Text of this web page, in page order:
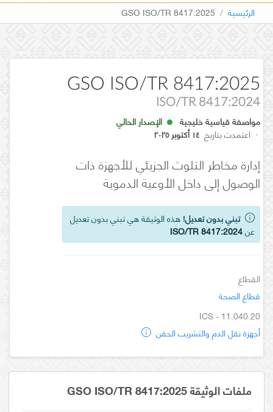
الرئيسية GSO ISO/TR 8417:2025
GSO ISO/TR 8417:2025
ISO/TR 8417:2024
مواصفة قياسية خليجية
الإصدار الحالي
· اعتمدت بتاريخ ١٤ أكتوبر ٢٠٢٥
إدارة مخاطر التلوث الجزيئي للأجهزة ذات
الوصول إلى داخل الأوعية الدموية
تبني بدون تعديل! هذه الوثيقة هي تبني بدون تعديل
عنISO/TR 8417:2024
القطاع
قطاع الصحة
ICS - 11.040.20
أجهزة نقل الدم والتشريب الحقن
ملفات الوثيقة GSO ISO/TR 8417:2025